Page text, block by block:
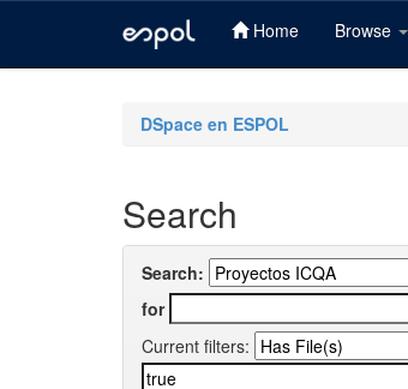
Home Browse
DSpace en ESPOL
Search
Search:
for
Current filters: